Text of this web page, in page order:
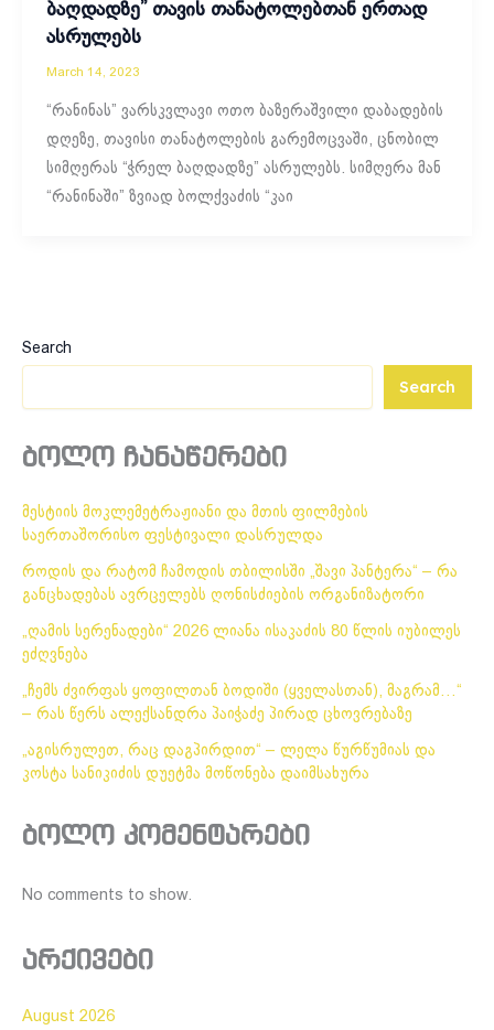
ბაღდადზე” თავის თანატოლებთან ერთად
ასრულებს
March 14, 2023
“რანინას” ვარსკვლავი ოთო ბაზერაშვილი დაბადების
დღეზე, თავისი თანატოლების გარემოცვაში, ცნობილ
სიმღერას “ჭრელ ბაღდადზე” ასრულებს. სიმღერა მან
“რანინაში” ზვიად ბოლქვაძის “კაი
Search
Search
ბოლო ჩანაწერები
მესტიის მოკლემეტრაჟიანი და მთის ფილმების
საერთაშორისო ფესტივალი დასრულდა
როდის და რატომ ჩამოდის თბილისში „შავი პანტერა“ – რა
განცხადებას ავრცელებს ღონისძიების ორგანიზატორი
„ღამის სერენადები“ 2026 ლიანა ისაკაძის 80 წლის იუბილეს
ეძღვნება
„ჩემს ძვირფას ყოფილთან ბოდიში (ყველასთან), მაგრამ…“
– რას წერს ალექსანდრა პაიჭაძე პირად ცხოვრებაზე
„აგისრულეთ, რაც დაგპირდით“ – ლელა წურწუმიას და
კოსტა სანიკიძის დუეტმა მოწონება დაიმსახურა
ბოლო კომენტარები
No comments to show.
არქივები
August 2026